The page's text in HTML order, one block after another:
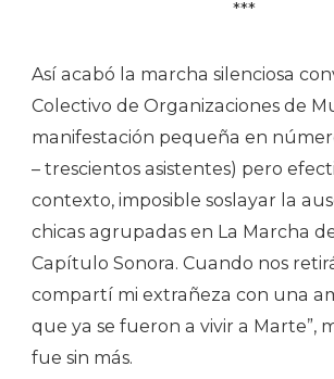
***
Así acabó la marcha silenciosa
Colectivo de Organizaciones de
manifestación pequeña en
– trescientos asistentes) pero
contexto, imposible soslayar la
chicas agrupadas en La Marcha
Capítulo Sonora. Cuando nos
compartí mi extrañeza con una
que ya se fueron a vivir a Marte”,
fue sin más.